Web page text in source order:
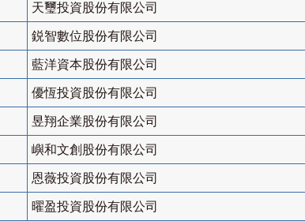
天璽投資股份有限公司
鋭智數位股份有限公司
藍洋資本股份有限公司
優恆投資股份有限公司
昱翔企業股份有限公司
嶼和文創股份有限公司
恩薇投資股份有限公司
曜盈投資股份有限公司